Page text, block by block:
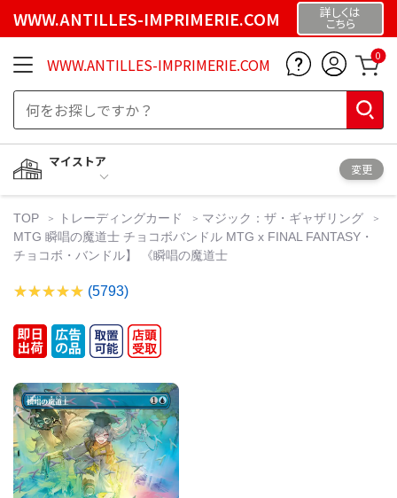
WWW.ANTILLES-IMPRIMERIE.COM 詳しくは
こちら
WWW.ANTILLES-IMPRIMERIE.COM 0
マイストア
変更
TOP トレーディングカード
マジック：ザ・ギャザリング
MTG 瞬唱の魔道士 チョコボバンドル MTG x FINAL FANTASY・
チョコボ・バンドル】 《瞬唱の魔道士
(5793)